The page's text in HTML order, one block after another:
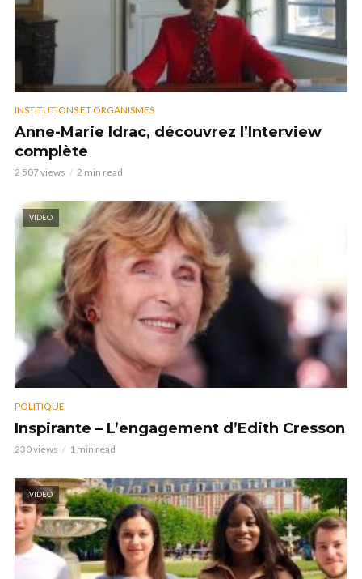
INSTITUTIONS ET ORGANISMES
Anne-Marie Idrac, découvrez l’Interview
complète
2 507 views 2 min read
VIDEO
POLITIQUE
Inspirante – L’engagement d’Edith Cresson
230 views 1 min read
VIDEO